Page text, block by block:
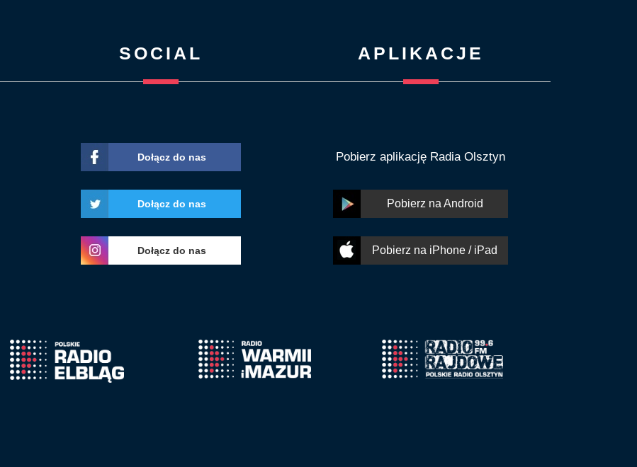
SOCIAL
Dołącz do nas
Dołącz do nas
Dołącz do nas
APLIKACJE
Pobierz aplikację Radia Olsztyn
Pobierz na Android
Pobierz na iPhone / iPad